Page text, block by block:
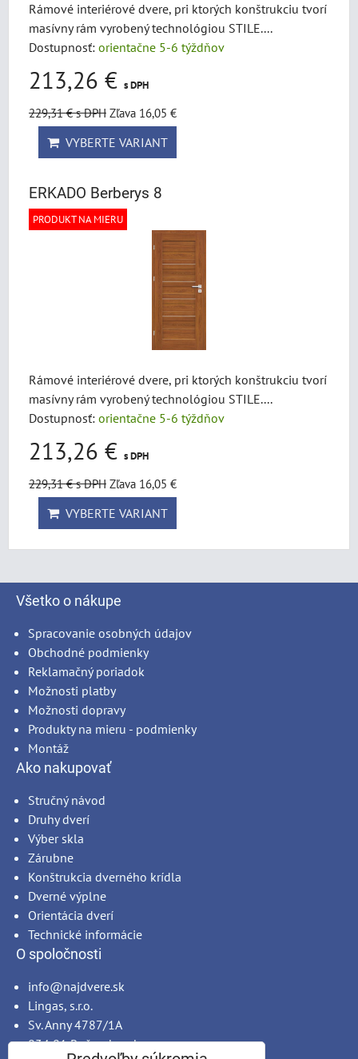
Rámové interiérové dvere, pri ktorých konštrukciu tvorí
masívny rám vyrobený technológiou STILE....
Dostupnosť: orientačne 5-6 týždňov
213,26 € s DPH
229,31 €s DPH Zľava 16,05 €
VYBERTE VARIANT
ERKADO Berberys 8
PRODUKT NA MIERU
Rámové interiérové dvere, pri ktorých konštrukciu tvorí
masívny rám vyrobený technológiou STILE....
Dostupnosť: orientačne 5-6 týždňov
213,26 € s DPH
229,31 €s DPH Zľava 16,05 €
VYBERTE VARIANT
Všetko o nákupe
Spracovanie osobných údajov
Obchodné podmienky
Reklamačný poriadok
Možnosti platby
Možnosti dopravy
Produkty na mieru - podmienky
Montáž
Ako nakupovať
Stručný návod
Druhy dverí
Výber skla
Zárubne
Konštrukcia dverného krídla
Dverné výplne
Orientácia dverí
Technické informácie
O spoločnosti
info@najdvere.sk
Lingas, s.r.o.
Sv. Anny 4787/1A
034 01 Ružomberok